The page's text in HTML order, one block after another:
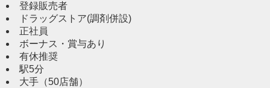
登録販売者
ドラッグストア(調剤併設)
正社員
ボーナス・賞与あり
有休推奨
駅5分
大手（50店舗）